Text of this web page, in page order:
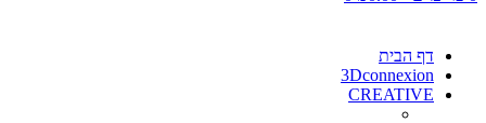
דף הבית
3Dconnexion
CREATIVE